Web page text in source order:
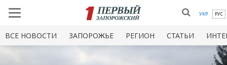
УКР РУС
ВСЕ НОВОСТИ ЗАПОРОЖЬЕ РЕГИОН СТАТЬИ